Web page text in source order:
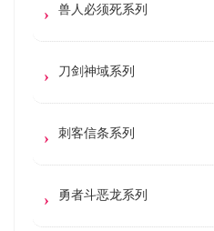
兽人必须死系列
刀剑神域系列
刺客信条系列
勇者斗恶龙系列